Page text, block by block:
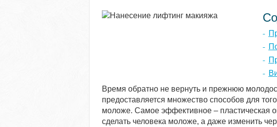
Время обратно не вернуть и прежнюю
предоставляется множество способов для
моложе. Самое эффективное – пластическая
сделать человека моложе, а даже изменить